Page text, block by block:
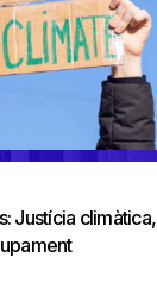
Justícia climàtica,